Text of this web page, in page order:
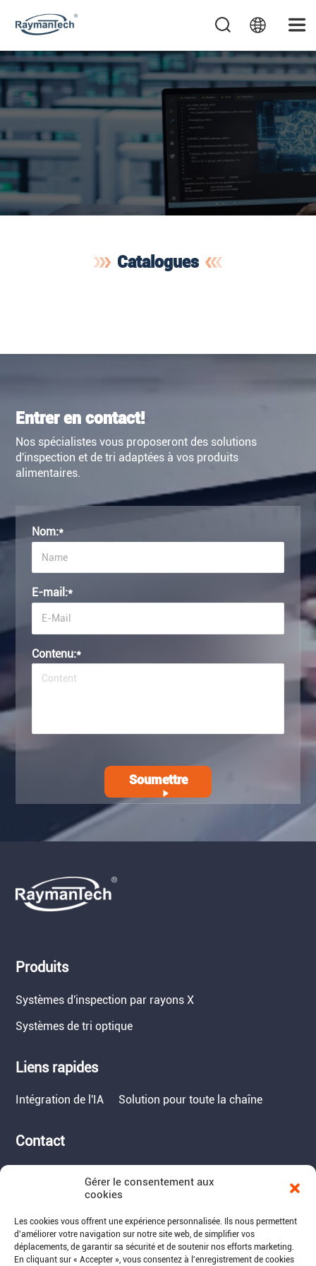
Catalogues
Entrer en contact!
Nos spécialistes vous proposeront des solutions
d'inspection et de tri adaptées à vos produits
alimentaires.
Nom:*
E-mail:*
Contenu:*
Soumettre
Produits
Systèmes d'inspection par rayons X
Systèmes de tri optique
Liens rapides
Intégration de l'IA Solution pour toute la chaîne
Contact
Adresse : 1050 Kreider Drive -
PA 17057
Courriel : info@raymantech.us
Gérer le consentement aux
cookies
Les cookies vous offrent une expérience personnalisée. Ils nous permettent
d'améliorer votre navigation sur notre site web, de simplifier vos
déplacements, de garantir sa sécurité et de soutenir nos efforts marketing.
En cliquant sur « Accepter », vous consentez à l'enregistrement de cookies